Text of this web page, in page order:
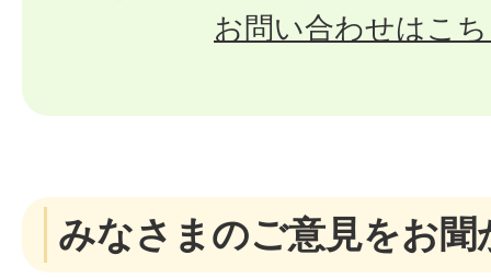
お問い合わせはこ
みなさまのご意見をお